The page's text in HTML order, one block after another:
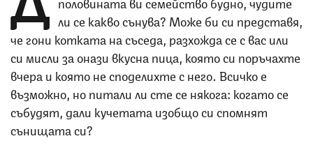
ли се какво сънува? Може би си представя,
че гони котката на съседа, разхожда се с вас или
си мисли за онази вкусна пица, която си поръчахте
вчера и която не споделихте с него. Всичко е
възможно, но питали ли сте се някога: когато се
събудят, дали кучетата изобщо си спомнят
сънищата си?